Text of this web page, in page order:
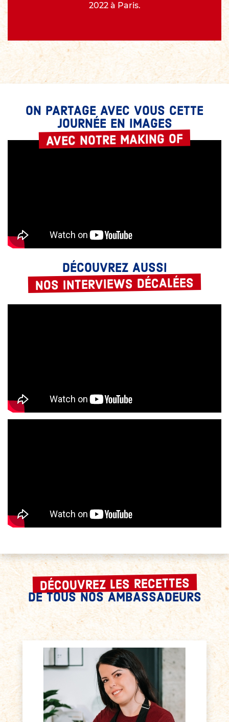
2022 à Paris.
ON PARTAGE AVEC VOUS CETTE
JOURNÉE EN IMAGES
AVEC NOTRE MAKING OF
DÉCOUVREZ AUSSI
NOS INTERVIEWS DÉCALÉES
DÉCOUVREZ LES RECETTES
DE TOUS NOSAMBASSADEURS